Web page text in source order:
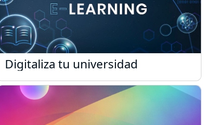
Digitaliza tu universidad
Digitaliza tu universidad